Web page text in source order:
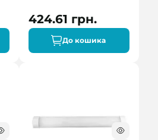
424.61 грн.
До кошика